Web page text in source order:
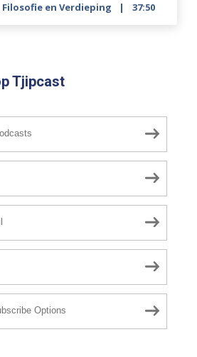
Filosofie en Verdieping 37:50
Tjipcast
Options